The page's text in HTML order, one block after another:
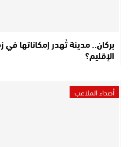
بركان.. مدينة تُهدر إمكاناتها
الإقليم؟
أصداء الملاعب